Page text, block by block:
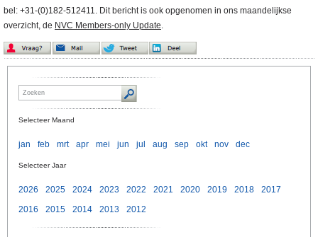
bel: +31-(0)182-512411. Dit bericht is ook opgenomen in ons maandelijkse
overzicht, de NVC Members-only Update.
Selecteer Maand
jan feb mrt apr mei jun jul aug sep okt nov dec
Selecteer Jaar
2026 2025 2024 2023 2022 2021 2020 2019 2018
2017
2016
2015 2014 2013 2012